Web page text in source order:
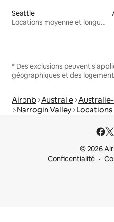
Seattle
Locations moyenne et longue durée
* Des exclusions peuvent
géographiques et des
Airbnb Australie
Narrogin Valley Locations
© 2026
Confidentialité